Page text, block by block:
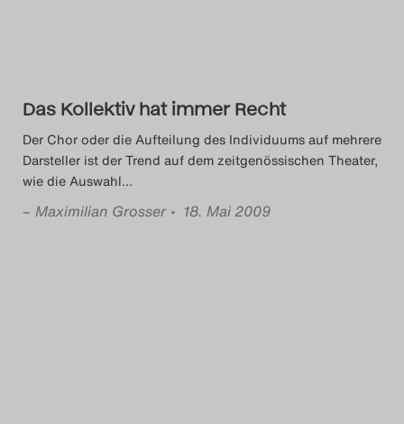
Das Kollektiv hat immer Recht
Der Chor oder die Aufteilung des Individuums auf mehrere
Darsteller ist der Trend auf dem zeitgenössischen Theater,
wie die Auswahl…
– Maximilian Grosser • 18. Mai 2009